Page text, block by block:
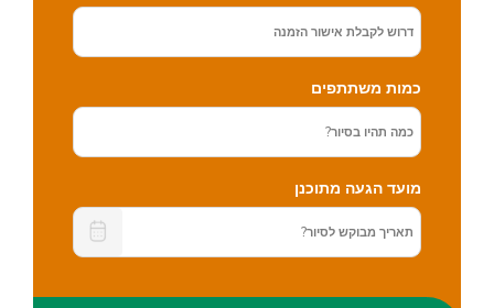
כמות משתתפים
מועד הגעה מתוכנן